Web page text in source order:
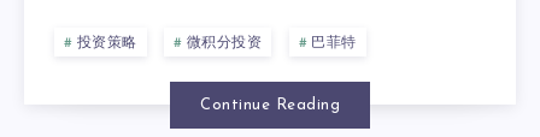
投资策略 微积分投资 巴菲特
Continue Reading